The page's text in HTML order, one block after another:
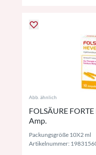
Abb. ähnlich
FOLSÄURE
Amp.
Packungsgröße 10X2 ml
Artikelnummer: